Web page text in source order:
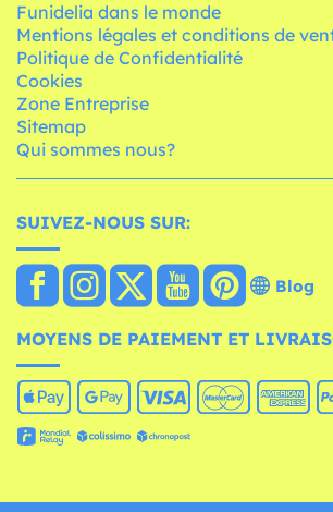
Funidelia dans le monde
Mentions légales et conditions de
Politique de Confidentialité
Cookies
Zone Entreprise
Sitemap
Qui sommes nous?
SUIVEZ-NOUS SUR:
Blog
MOYENS DE PAIEMENT ET